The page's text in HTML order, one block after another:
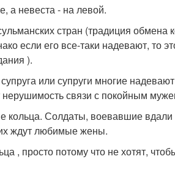
а невеста - на левой.
стран (традиция обмена
если его все-таки надевают, то
).
или супруги многие
связи с покойным
Солдаты, воевавшие вдали
ждут любимые жены.
, просто потому что не хотят,